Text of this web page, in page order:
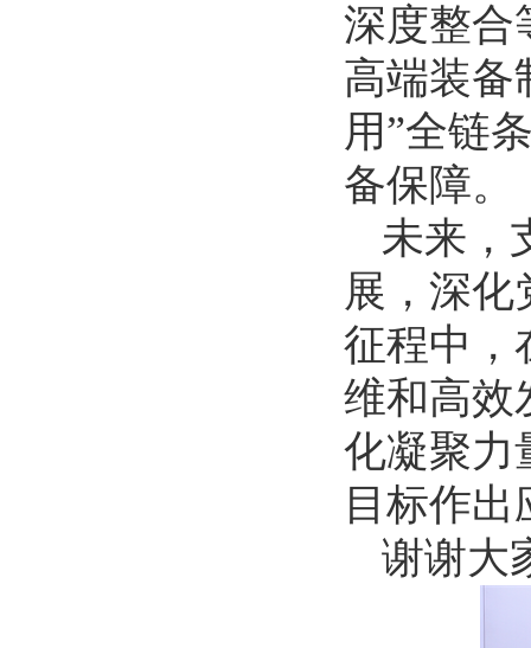
深度整合
高端装备
用”全链
备保障。
未来，
展，深化
征程中，
维和高效
化凝聚力
目标作
谢谢大